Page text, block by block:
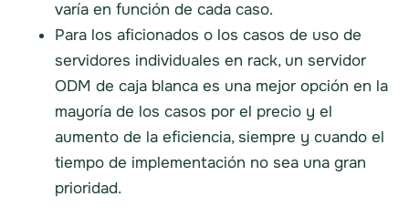
varía en función de cada caso.
Para los aficionados o los casos de uso de
servidores individuales en rack, un servidor
ODM de caja blanca es una mejor opción en la
mayoría de los casos por el precio y el
aumento de la eficiencia, siempre y cuando el
tiempo de implementación no sea una gran
prioridad.